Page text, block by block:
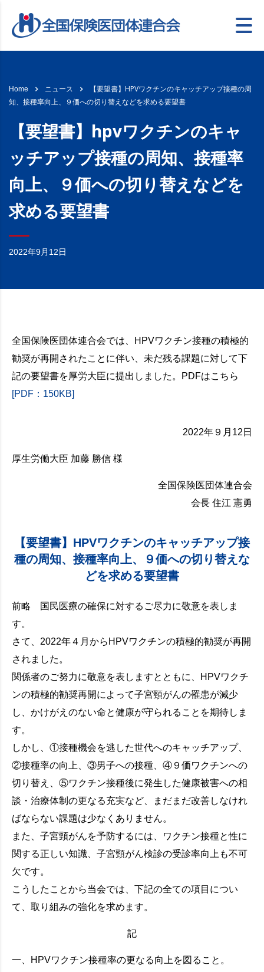
Home ニュース
【要望書】HPVワクチンのキャッチアップ接種の周
知、接種率向上、９価への切り替えなどを求める要望書
【要望書】hpvワクチンのキャ
ッチアップ接種の周知、接種率
向上、９価への切り替えなどを
求める要望書
2022年9月12日
全国保険医団体連合会では、HPVワクチン接種の積極的
勧奨が再開されたことに伴い、未だ残る課題に対して下
記の要望書を厚労大臣に提出しました。PDFはこちら
[PDF：150KB]
2022年９月12日
厚生労働大臣 加藤 勝信 様
全国保険医団体連合会
会長 住江 憲勇
【要望書】HPVワクチンのキャッチアップ接
種の周知、接種率向上、９価への切り替えな
どを求める要望書
前略 国民医療の確保に対するご尽力に敬意を表しま
す。
さて、2022年４月からHPVワクチンの積極的勧奨が再開
されました。
関係者のご努力に敬意を表しますとともに、HPVワクチ
ンの積極的勧奨再開によって子宮頸がんの罹患が減少
し、かけがえのない命と健康が守られることを期待しま
す。
しかし、①接種機会を逃した世代へのキャッチアップ、
②接種率の向上、③男子への接種、④９価ワクチンへの
切り替え、⑤ワクチン接種後に発生した健康被害への相
談・治療体制の更なる充実など、まだまだ改善しなけれ
ばならない課題は少なくありません。
また、子宮頸がんを予防するには、ワクチン接種と性に
関する正しい知識、子宮頸がん検診の受診率向上も不可
欠です。
こうしたことから当会では、下記の全ての項目につい
て、取り組みの強化を求めます。
記
一、HPVワクチン接種率の更なる向上を図ること。